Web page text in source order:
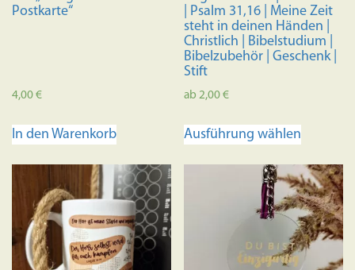
Postkarte“
4,00€
In den Warenkorb
| Psalm 31,16 | Meine Zeit
steht in deinen Händen |
Christlich | Bibelstudium |
Bibelzubehör | Geschenk |
Stift
ab2,00€
Ausführung wählen
mehrere
auf.
Die